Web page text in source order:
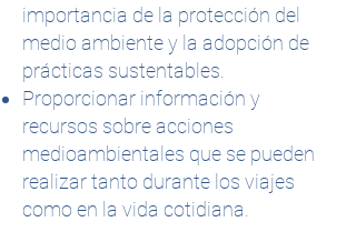
importancia de la protección del
medio ambiente y la adopción de
prácticas sustentables.
Proporcionar información y
recursos sobre acciones
medioambientales que se pueden
realizar tanto durante los viajes
como en la vida cotidiana.